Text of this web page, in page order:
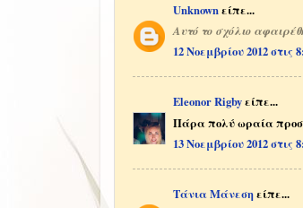
Unknownείπε...
Αυτό το σχόλιο
12 Νοεμβρίου 2012 στις
Eleonor Rigbyείπε...
Πάρα πολύ ωραία
13 Νοεμβρίου 2012 στις
Τάνια Μάνεσηείπε...